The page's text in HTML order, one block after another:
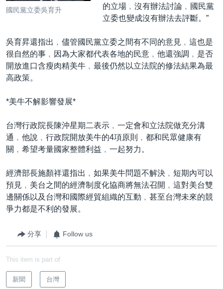
國民黨立委吳育升
的立場﹐沒有辦法討論﹐國民黨
立委也變成沒有辦法去評斷。”
吳育昇還指出﹐儘管國民黨立委之間有不同的意見﹐這也是
很自然的事﹐因為大家都代表各地的民意﹐他還強調﹐是否
開放進口含瘦肉精美牛﹐最後仍然以立法院的修法結果為最
高政策。
*美牛不解影響發展*
台灣行政院長陳沖星期二表示﹐一定會和立法院做充分溝
通﹐他說﹐行政院開放美牛的4項原則﹐都和民眾健康有
關﹐希望考量國家整體利益﹐一起努力。
經濟部長施顏祥還指出﹐如果美牛問題不解決﹐短期內可以
預見﹐美台之間的經濟制度化協商將無法召開﹐這對美台雙
邊關係以及台灣和國際經貿組織的互動﹐甚至台灣未來的競
爭力都是不利的發展。
分享 Follow us
This item is part of
新聞 台灣